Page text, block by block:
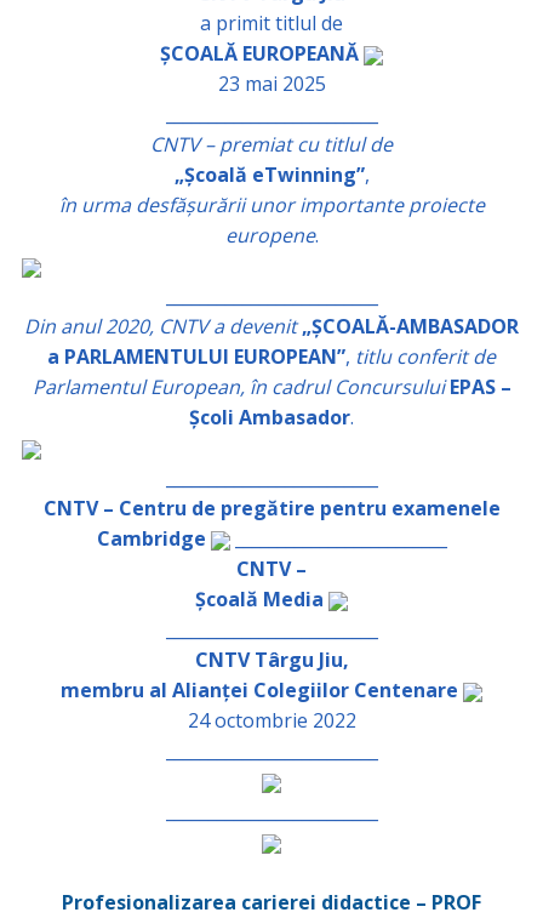
a primit titlul de
ȘCOALĂ EUROPEANĂ
23 mai 2025
CNTV – premiat cu titlul de
„Școală eTwinning”,
în urma desfășurării unor importante proiecte
europene.
Din anul 2020, CNTV a devenit „ȘCOALĂ-AMBASADOR
a PARLAMENTULUI EUROPEAN”, titlu conferit de
Parlamentul European, în cadrul Concursului EPAS –
Școli Ambasador.
CNTV – Centru de pregătire pentru examenele
Cambridge
_________________________
CNTV –
Școală Media
CNTV Târgu Jiu,
membru al Alianței Colegiilor Centenare
24 octombrie 2022
Profesionalizarea carierei didactice – PROF